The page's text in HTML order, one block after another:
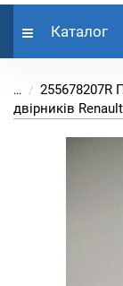
Каталог
...
255678207R
двірників